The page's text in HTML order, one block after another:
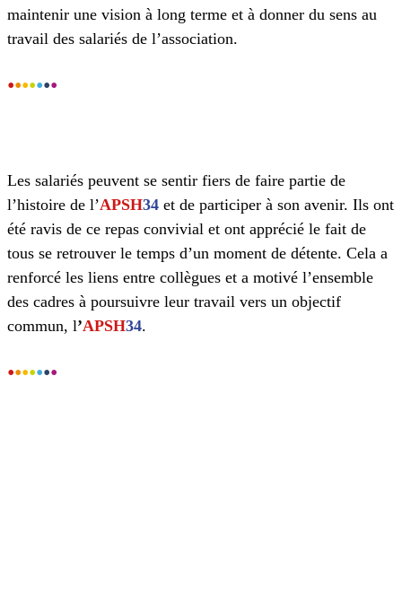
maintenir une vision à long terme et à donner du sens au
travail des salariés de l’association.
•••••••
Les salariés peuvent se sentir fiers de faire partie de
l’histoire de l’APSH34 et de participer à son avenir. Ils ont
été ravis de ce repas convivial et ont apprécié le fait de
tous se retrouver le temps d’un moment de détente. Cela a
renforcé les liens entre collègues et a motivé l’ensemble
des cadres à poursuivre leur travail vers un objectif
commun, l’APSH34.
•••••••